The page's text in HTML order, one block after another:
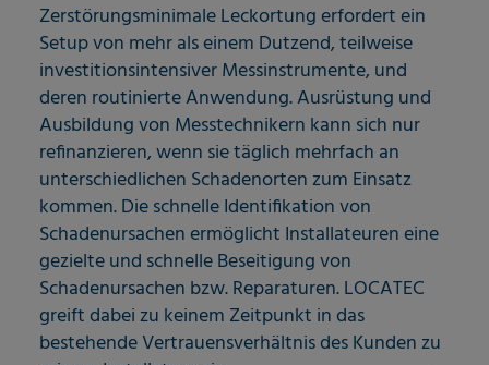
Zerstörungsminimale Leckortung erfordert ein
Setup von mehr als einem Dutzend, teilweise
investitionsintensiver Messinstrumente, und
deren routinierte Anwendung. Ausrüstung und
Ausbildung von Messtechnikern kann sich nur
refinanzieren, wenn sie täglich mehrfach an
unterschiedlichen Schadenorten zum Einsatz
kommen. Die schnelle Identifikation von
Schadenursachen ermöglicht Installateuren eine
gezielte und schnelle Beseitigung von
Schadenursachen bzw. Reparaturen. LOCATEC
greift dabei zu keinem Zeitpunkt in das
bestehende Vertrauensverhältnis des Kunden zu